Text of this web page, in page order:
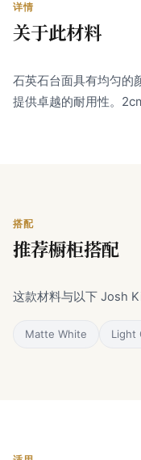
详情
关于此材料
石英石台面具有均匀的
提供卓越的耐用性。
搭配
推荐橱柜搭配
这款材料与以下 Josh
Matte White Light